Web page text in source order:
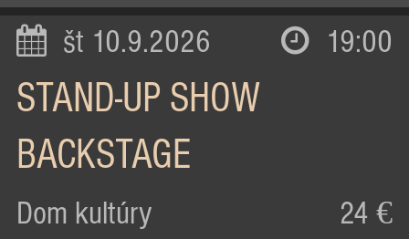
št 10.9.2026 19:00
STAND-UP SHOW
BACKSTAGE
Dom kultúry 24 €